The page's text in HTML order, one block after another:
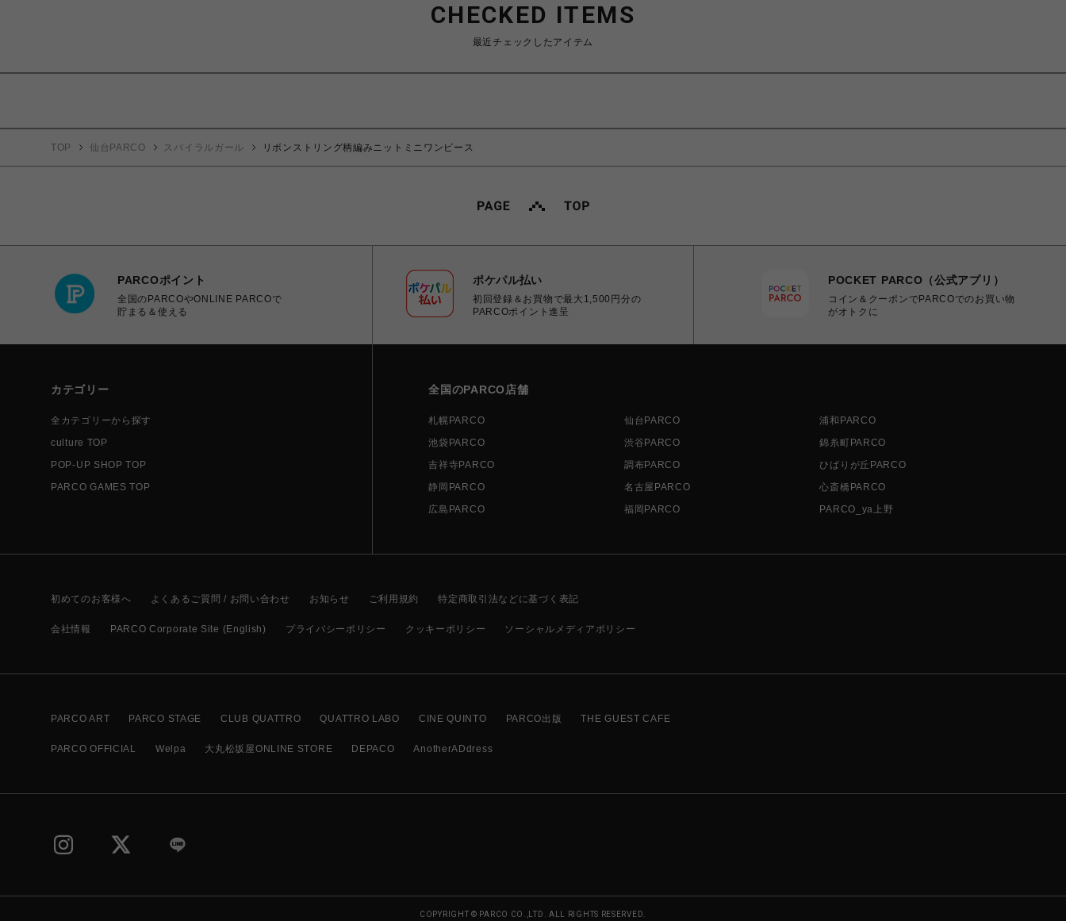
CHECKED ITEMS
最近チェックしたアイテム
TOP 仙台PARCO スパイラルガール リボンストリング柄編みニットミニワンピース
PARCOポイント
全国のPARCOやONLINE PARCOで
貯まる＆使える
ポケパル払い
初回登録＆お買物で最大1,500円分の
PARCOポイント進呈
POCKET PARCO（公式アプリ）
コイン＆クーポンでPARCOでのお買い物
がオトクに
カテゴリー
全カテゴリーから探す
culture TOP
POP-UP SHOP TOP
PARCO GAMES TOP
全国のPARCO店舗
札幌PARCO 仙台PARCO
浦和PARCO
池袋PARCO
渋谷PARCO
錦糸町PARCO
吉祥寺PARCO
調布PARCO
ひばりが丘PARCO
静岡PARCO
名古屋PARCO
心斎橋PARCO
広島PARCO
福岡PARCO PARCO_ya上野
初めてのお客様へ よくあるご質問 / お問い合わせ お知らせ ご利用規約 特定商取引法などに基づく表記
会社情報 PARCO Corporate Site (English) プライバシーポリシー クッキーポリシー ソーシャルメディアポリシー
PARCO ART PARCO STAGE CLUB QUATTRO QUATTRO LABO CINE QUINTO PARCO出版 THE GUEST CAFE
PARCO OFFICIAL Welpa 大丸松坂屋ONLINE STORE DEPACO AnotherADdress
COPYRIGHT © PARCO CO.,LTD. ALL RIGHTS RESERVED.